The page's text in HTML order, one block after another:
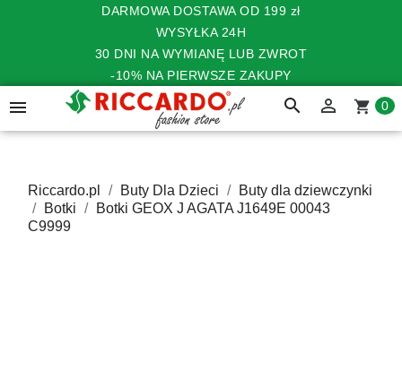
DARMOWA DOSTAWA OD 199 zł
WYSYŁKA 24H
30 DNI NA WYMIANĘ LUB ZWROT
-10% NA PIERWSZE ZAKUPY
 search  shopping_cart 0
Riccardo.pl Buty Dla Dzieci
Buty dla dziewczynki
Botki
Botki GEOX J AGATA J1649E 00043
C9999